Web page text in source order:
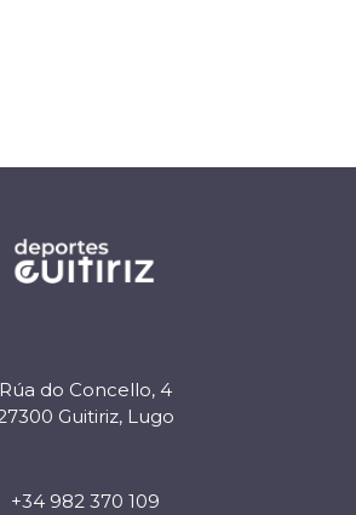
Rúa do Concello, 4
Guitiriz, Lugo
+34 982 370 109